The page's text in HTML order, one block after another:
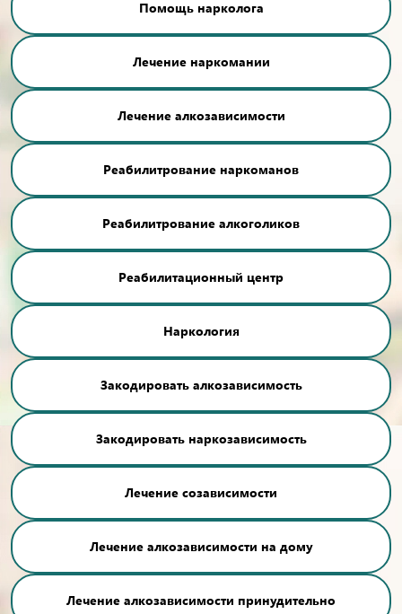
Помощь нарколога
Лечение наркомании
Лечение алкозависимости
Реабилитрование наркоманов
Реабилитрование алкоголиков
Реабилитационный центр
Наркология
Закодировать алкозависимость
Закодировать наркозависимость
Лечение созависимости
Лечение алкозависимости на дому
Лечение алкозависимости принудительно